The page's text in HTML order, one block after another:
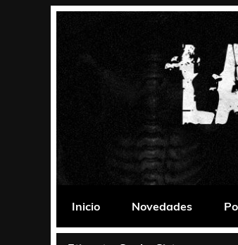
La Habitación
Inicio
Novedades